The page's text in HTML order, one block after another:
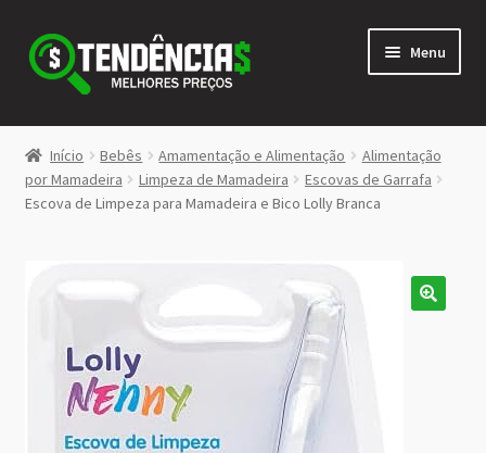
Pular
para
navegação
Pular
para
conteúdo
Menu
LOJA
<>
Início Bebês Amamentação e Alimentação
Alimentação
por Mamadeira
Limpeza de Mamadeira
Escovas de Garrafa
Escova de Limpeza para Mamadeira e Bico Lolly Branca